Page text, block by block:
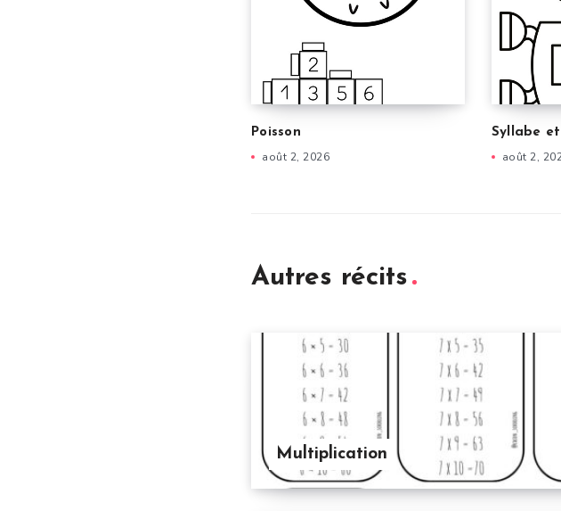
Poisson
août 2, 2026
Syllabe
août 2,
Autres récits
Multiplication